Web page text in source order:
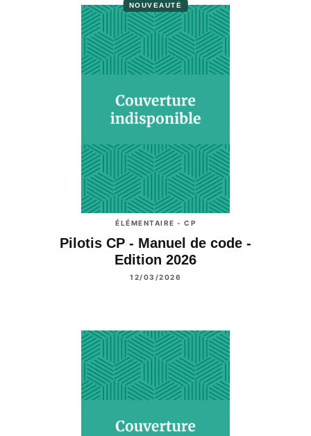
NOUVEAUTÉ
ÉLÉMENTAIRE - CP
Pilotis CP - Manuel de code -
Edition 2026
12/03/2026